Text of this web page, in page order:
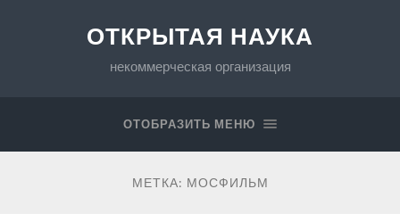
ОТКРЫТАЯ НАУКА
некоммерческая организация
ОТОБРАЗИТЬ МЕНЮ
МЕТКА: МОСФИЛЬМ